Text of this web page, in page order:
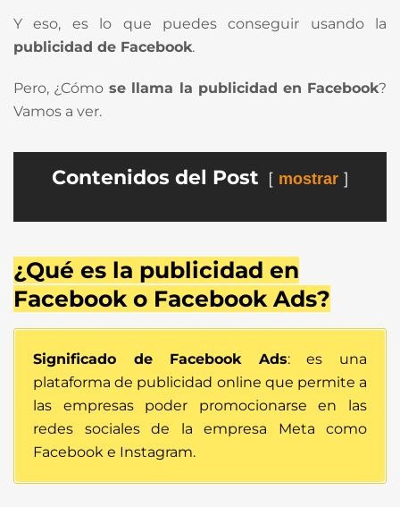
Y eso, es lo que puedes conseguir usando la
publicidad de Facebook.
Pero, ¿Cómo se llama la publicidad en Facebook?
Vamos a ver.
Contenidos del Post mostrar
¿Qué es la publicidad en
Facebook o Facebook Ads?
Significado de Facebook Ads: es una
plataforma de publicidad online que permite a
las empresas poder promocionarse en las
redes sociales de la empresa Meta como
Facebook e Instagram.